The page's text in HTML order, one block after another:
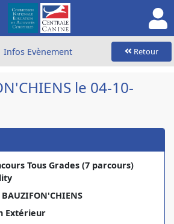
Infos Evènement Retour
le 04-10-
Tous Grades (7 parcours)
BAUZIFON'CHIENS
Extérieur